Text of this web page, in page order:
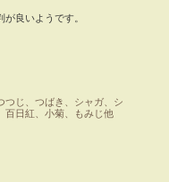
良いようです。
つじ、つばき、シャガ、シ
百日紅、小菊、もみじ他